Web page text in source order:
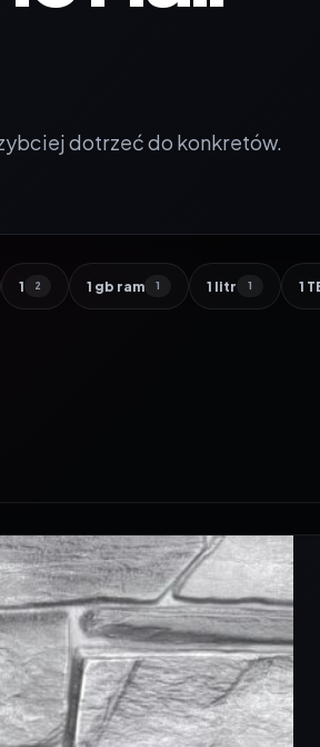
dotrzeć do konkretów.
1 2 1 gb ram 1 1 litr 1 1